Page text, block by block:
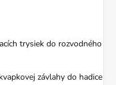
trysiek do rozvodného
závlahy do hadice